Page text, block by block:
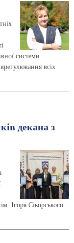
системи
всіх
декана з
Ігоря Сікорського